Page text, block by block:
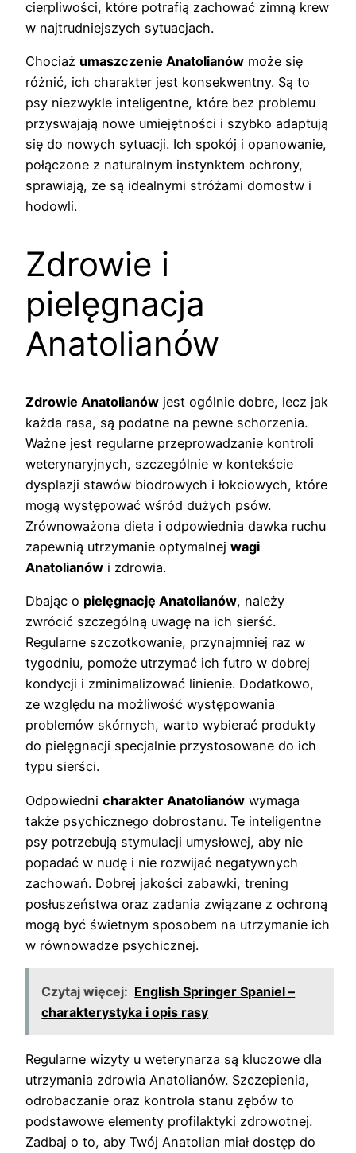
cierpliwości, które potrafią zachować zimną krew
w najtrudniejszych sytuacjach.
Chociaż umaszczenie Anatolianów może się
różnić, ich charakter jest konsekwentny. Są to
psy niezwykle inteligentne, które bez problemu
przyswajają nowe umiejętności i szybko adaptują
się do nowych sytuacji. Ich spokój i opanowanie,
połączone z naturalnym instynktem ochrony,
sprawiają, że są idealnymi stróżami domostw i
hodowli.
Zdrowie i
pielęgnacja
Anatolianów
Zdrowie Anatolianów jest ogólnie dobre, lecz jak
każda rasa, są podatne na pewne schorzenia.
Ważne jest regularne przeprowadzanie kontroli
weterynaryjnych, szczególnie w kontekście
dysplazji stawów biodrowych i łokciowych, które
mogą występować wśród dużych psów.
Zrównoważona dieta i odpowiednia dawka ruchu
zapewnią utrzymanie optymalnej wagi
Anatolianów i zdrowia.
Dbając o pielęgnację Anatolianów, należy
zwrócić szczególną uwagę na ich sierść.
Regularne szczotkowanie, przynajmniej raz w
tygodniu, pomoże utrzymać ich futro w dobrej
kondycji i zminimalizować linienie. Dodatkowo,
ze względu na możliwość występowania
problemów skórnych, warto wybierać produkty
do pielęgnacji specjalnie przystosowane do ich
typu sierści.
Odpowiedni charakter Anatolianów wymaga
także psychicznego dobrostanu. Te inteligentne
psy potrzebują stymulacji umysłowej, aby nie
popadać w nudę i nie rozwijać negatywnych
zachowań. Dobrej jakości zabawki, trening
posłuszeństwa oraz zadania związane z ochroną
mogą być świetnym sposobem na utrzymanie ich
w równowadze psychicznej.
Czytaj więcej: English Springer Spaniel –
charakterystyka i opis rasy
Regularne wizyty u weterynarza są kluczowe dla
utrzymania zdrowia Anatolianów. Szczepienia,
odrobaczanie oraz kontrola stanu zębów to
podstawowe elementy profilaktyki zdrowotnej.
Zadbaj o to, aby Twój Anatolian miał dostęp do